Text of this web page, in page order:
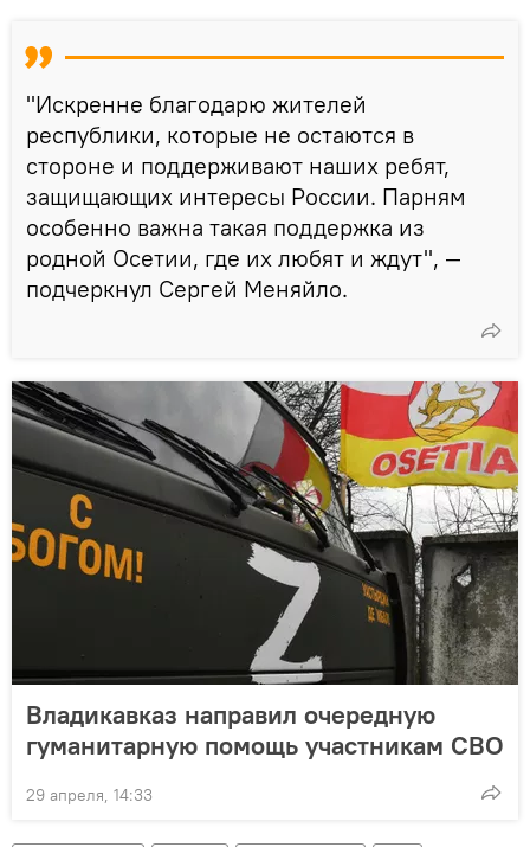
"Искренне благодарю жителей
республики, которые не остаются в
стороне и поддерживают наших ребят,
защищающих интересы России. Парням
особенно важна такая поддержка из
родной Осетии, где их любят и ждут", —
подчеркнул Сергей Меняйло.
Владикавказ направил очередную
гуманитарную помощь участникам СВО
29 апреля, 14:33